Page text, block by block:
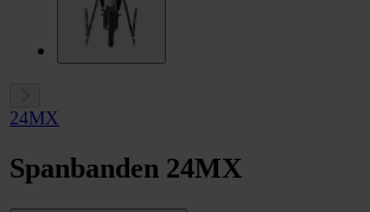
24MX
Spanbanden 24MX